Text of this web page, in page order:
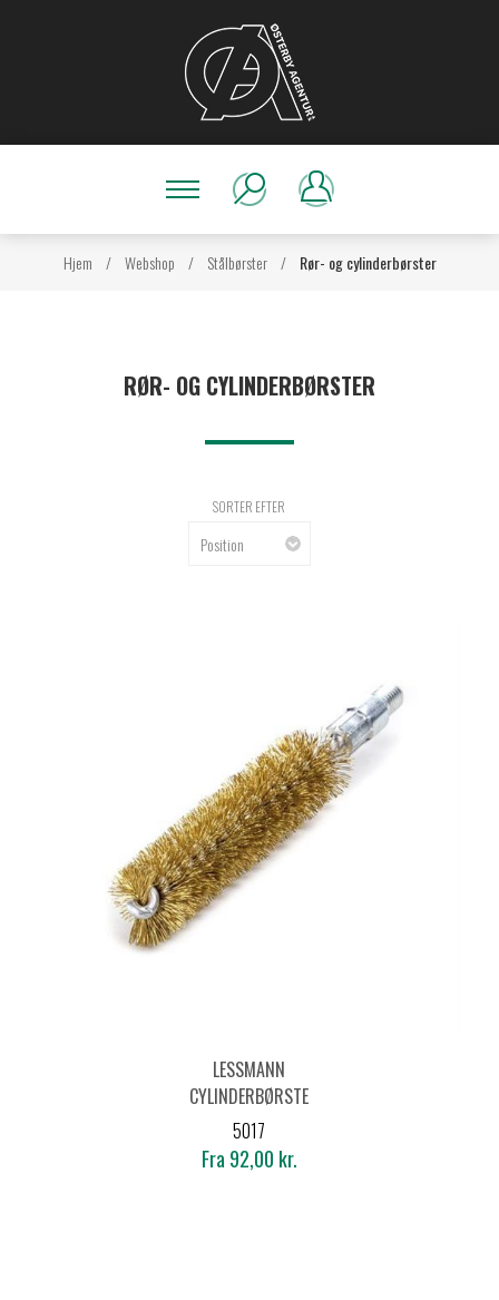
Hjem / Webshop / Stålbørster / Rør- og cylinderbørster
RØR- OG CYLINDERBØRSTER
SORTER EFTER
LESSMANN
CYLINDERBØRSTE
M/UDV. GEVIND -
MESSING
5017
Fra 92,00 kr.